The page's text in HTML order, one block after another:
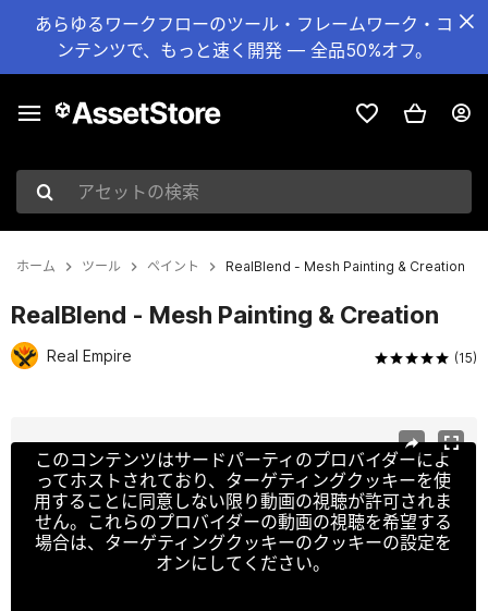
あらゆるワークフローのツール・フレームワーク・コ
ンテンツで、もっと速く開発 — 全品50%オフ。
アセットの検索
ホーム ツール ペイント RealBlend - Mesh Painting & Creation
RealBlend - Mesh Painting & Creation
Real Empire (15)
このコンテンツはサードパーティのプロバイダーによ
ってホストされており、ターゲティングクッキーを使
用することに同意しない限り動画の視聴が許可されま
せん。これらのプロバイダーの動画の視聴を希望する
場合は、ターゲティングクッキーのクッキーの設定を
オンにしてください。